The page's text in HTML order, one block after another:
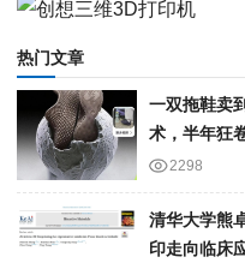
热门文章
一双拖鞋卖
术，半年狂
2298
清华大学熊
印走向临床